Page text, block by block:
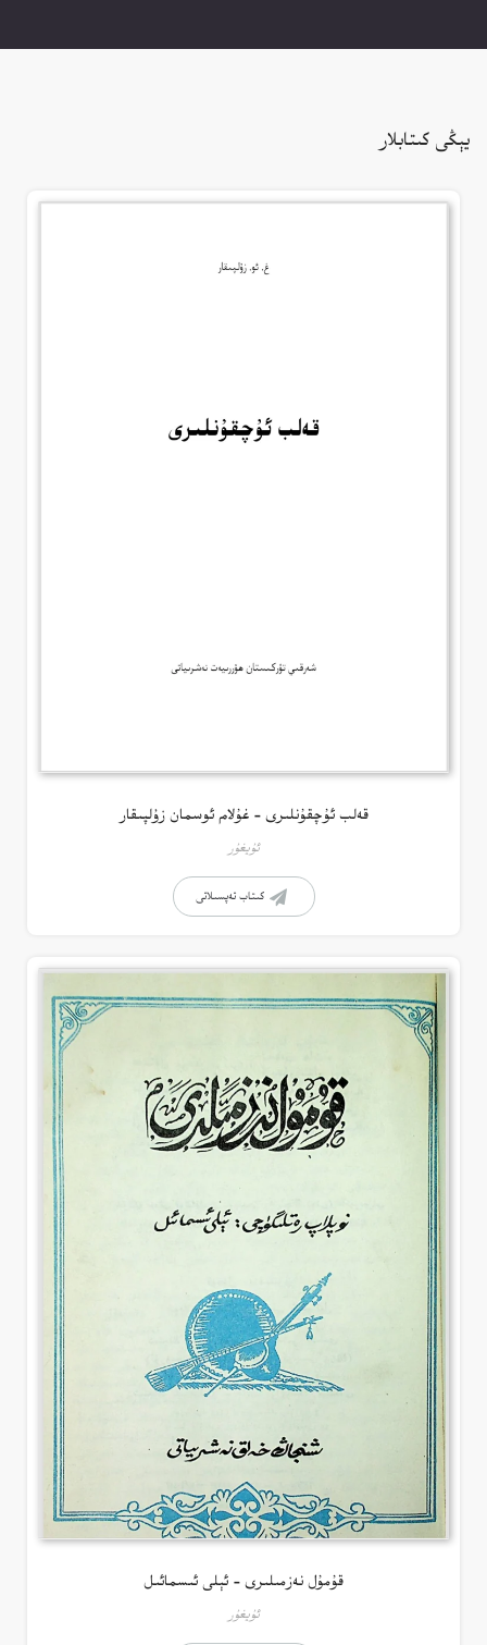
يېڭى كىتابلار
قەلب ئۇچقۇنلىرى – غۇلام ئوسمان زۇلپىقار
ئۇيغۇر
كىتاب تەپسىلاتى
قۇمۇل نەزمىلىرى – ئېلى ئىسمائىل
ئۇيغۇر